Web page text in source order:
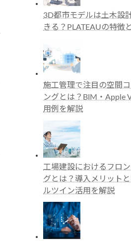
3D都市モデルは土木設
きる？PLATEAUの特徴
施工管理で注目の空間
ングとは？BIM・Apple
用例を解説
工場建設におけるフロ
グとは？導入メリット
ルツイン活用を解説